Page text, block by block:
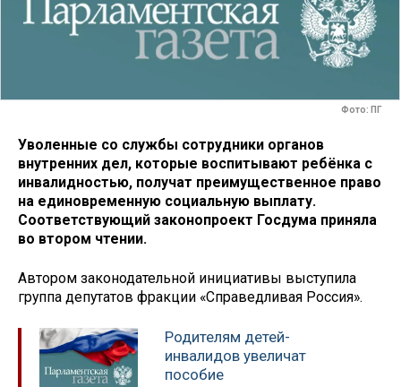
Фото: ПГ
Уволенные со службы сотрудники органов
внутренних дел, которые воспитывают ребёнка с
инвалидностью, получат преимущественное право
на единовременную социальную выплату.
Соответствующий законопроект Госдума приняла
во втором чтении.
Автором законодательной инициативы выступила
группа депутатов фракции «Справедливая Россия».
Родителям детей-
инвалидов увеличат
пособие